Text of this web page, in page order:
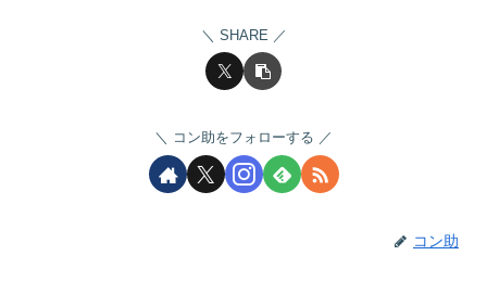
SHARE
コン助をフォローする
コン助